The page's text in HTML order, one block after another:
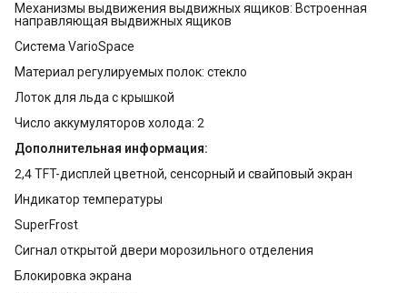
Механизмы выдвижения выдвижных ящиков: Встроенная
направляющая выдвижных ящиков
Система VarioSpace
Материал регулируемых полок: стекло
Лоток для льда с крышкой
Число аккумуляторов холода: 2
Дополнительная информация:
2,4 TFT-дисплей цветной, сенсорный и свайповый экран
Индикатор температуры
SuperFrost
Сигнал открытой двери морозильного отделения
Блокировка экрана